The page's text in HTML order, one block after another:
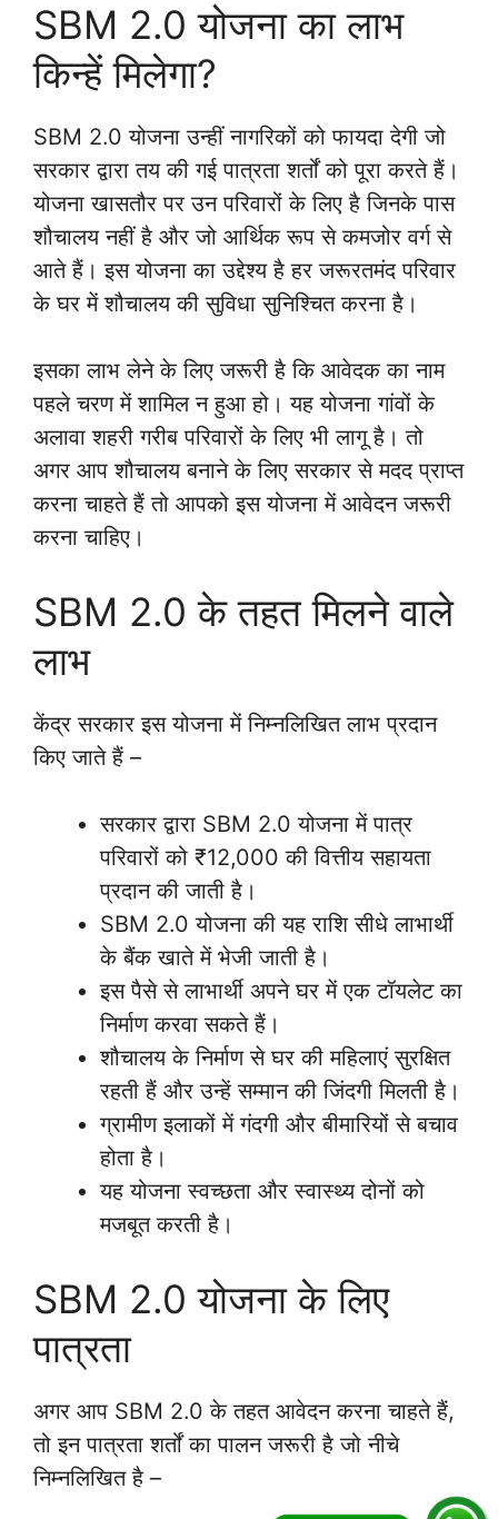
SBM 2.0 योजना का लाभ
किन्हें मिलेगा?
SBM 2.0 योजना उन्हीं नागरिकों को फायदा देगी जो
सरकार द्वारा तय की गई पात्रता शर्तों को पूरा करते हैं।
योजना खासतौर पर उन परिवारों के लिए है जिनके पास
शौचालय नहीं है और जो आर्थिक रूप से कमजोर वर्ग से
आते हैं। इस योजना का उद्देश्य है हर जरूरतमंद परिवार
के घर में शौचालय की सुविधा सुनिश्चित करना है।
इसका लाभ लेने के लिए जरूरी है कि आवेदक का नाम
पहले चरण में शामिल न हुआ हो। यह योजना गांवों के
अलावा शहरी गरीब परिवारों के लिए भी लागू है। तो
अगर आप शौचालय बनाने के लिए सरकार से मदद प्राप्त
करना चाहते हैं तो आपको इस योजना में आवेदन जरूरी
करना चाहिए।
SBM 2.0 के तहत मिलने वाले
लाभ
केंद्र सरकार इस योजना में निम्नलिखित लाभ प्रदान
किए जाते हैं –
सरकार द्वारा SBM 2.0 योजना में पात्र
परिवारों को ₹12,000 की वित्तीय सहायता
प्रदान की जाती है।
SBM 2.0 योजना की यह राशि सीधे लाभार्थी
के बैंक खाते में भेजी जाती है।
इस पैसे से लाभार्थी अपने घर में एक टॉयलेट का
निर्माण करवा सकते हैं।
शौचालय के निर्माण से घर की महिलाएं सुरक्षित
रहती हैं और उन्हें सम्मान की जिंदगी मिलती है।
ग्रामीण इलाकों में गंदगी और बीमारियों से बचाव
होता है।
यह योजना स्वच्छता और स्वास्थ्य दोनों को
मजबूत करती है।
SBM 2.0 योजना के लिए
पात्रता
अगर आप SBM 2.0 के तहत आवेदन करना चाहते हैं,
तो इन पात्रता शर्तों का पालन जरूरी है जो नीचे
निम्नलिखित है –